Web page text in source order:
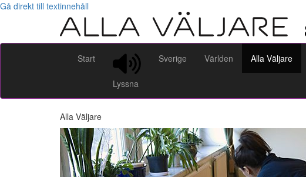
Gå direkt till textinnehåll
Start
Lyssna
Sverige Världen Alla Väljare
Alla Väljare